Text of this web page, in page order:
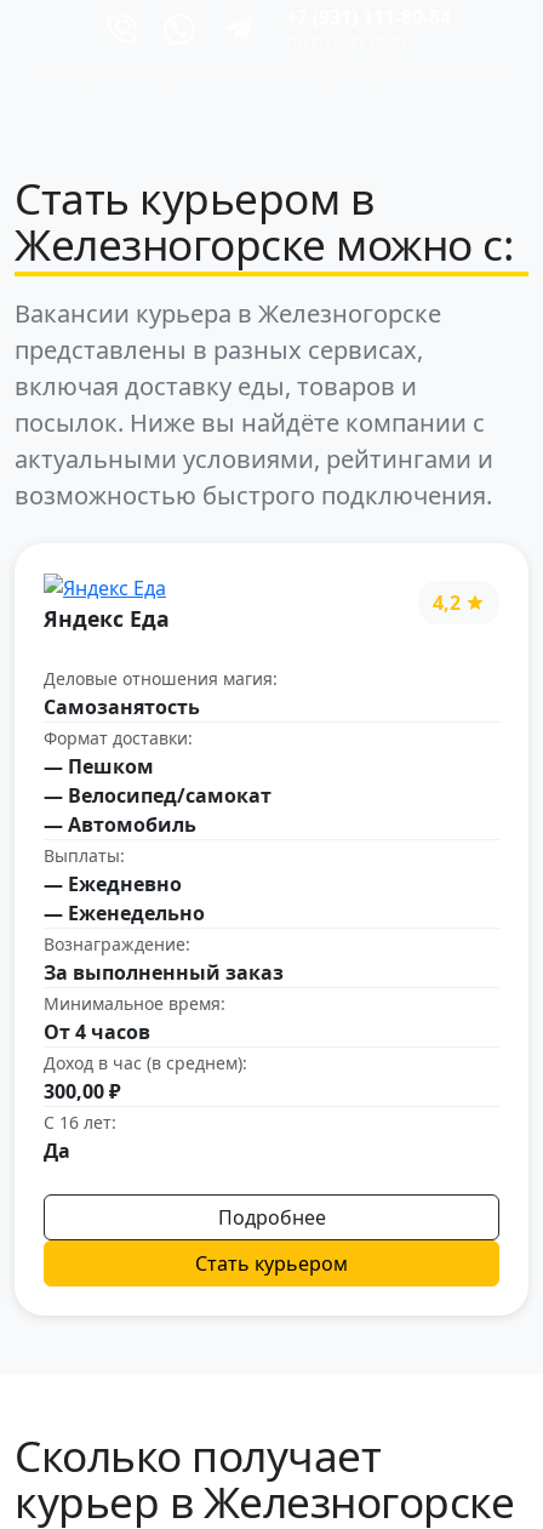
Стать курьером в
Железногорске можно с:
Вакансии курьера в Железногорске
представлены в разных сервисах,
включая доставку еды, товаров и
посылок. Ниже вы найдёте компании с
актуальными условиями, рейтингами и
возможностью быстрого подключения.
Яндекс Еда
4,2
Деловые отношения магия:
Самозанятость
Формат доставки:
— Пешком
— Велосипед/самокат
— Автомобиль
Выплаты:
— Ежедневно
— Еженедельно
Вознаграждение:
За выполненный заказ
Минимальное время:
От 4 часов
Доход в час (в среднем):
300,00 ₽
С 16 лет:
Да
Подробнее
Стать курьером
Сколько получает
курьер в Железногорске